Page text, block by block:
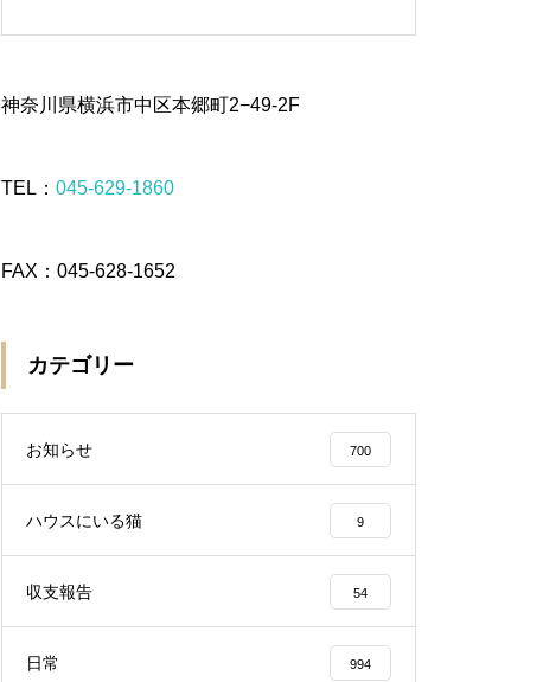
神奈川県横浜市中区本郷町2−49-2F
TEL： 045-629-1860
FAX：045-628-1652
カテゴリー
お知らせ 700
ハウスにいる猫 9
収支報告 54
日常 994